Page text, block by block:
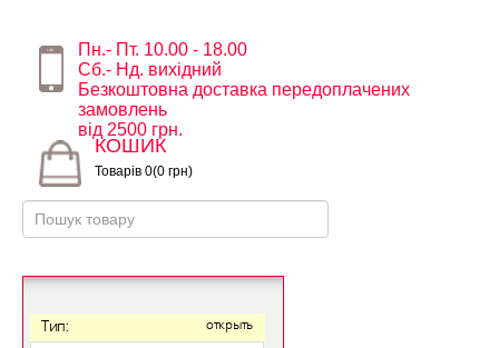
Пн.- Пт. 10.00 - 18.00
Сб.- Нд. вихідний
Безкоштовна доставка передоплачених
замовлень
від 2500 грн.
КОШИК
Товарів 0(0 грн)
Тип: открыть